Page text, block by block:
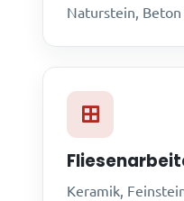
Naturstein,
Keramik,